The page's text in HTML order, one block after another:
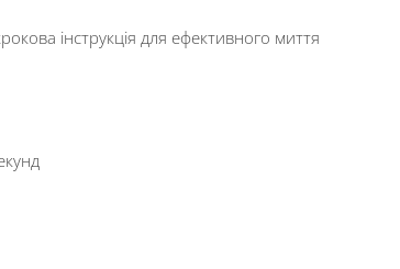
інструкція для ефективного миття